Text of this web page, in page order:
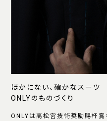
ほかにない、確かなスーツ
ONLYのものづくり
ONLYは高松宮技術奨励賜杯賞